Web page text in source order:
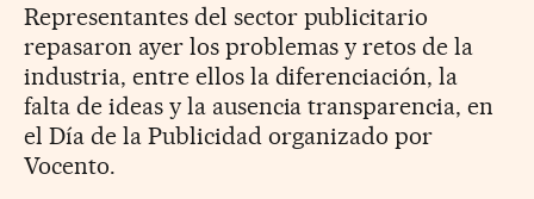
Representantes del sector publicitario
repasaron ayer los problemas y retos de la
industria, entre ellos la diferenciación, la
falta de ideas y la ausencia transparencia, en
el Día de la Publicidad organizado por
Vocento.